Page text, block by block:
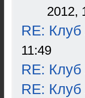
2012,
RE:
11:49
RE:
RE: